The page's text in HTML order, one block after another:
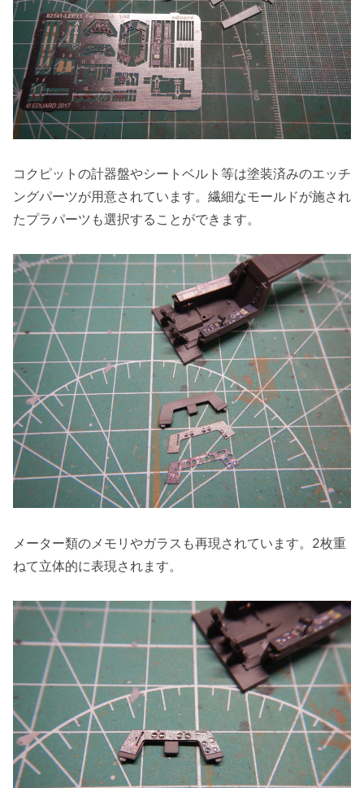
コクピットの計器盤やシートベルト等は塗装済みのエッチ
ングパーツが用意されています。繊細なモールドが施され
たプラパーツも選択することができます。
メーター類のメモリやガラスも再現されています。2枚重
ねて立体的に表現されます。